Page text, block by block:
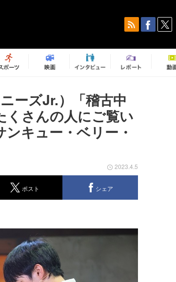
ーズJr.）「稽古中
くさんの人にご覧い
キュー・ベリー・
2023.4.5
ポスト シェア